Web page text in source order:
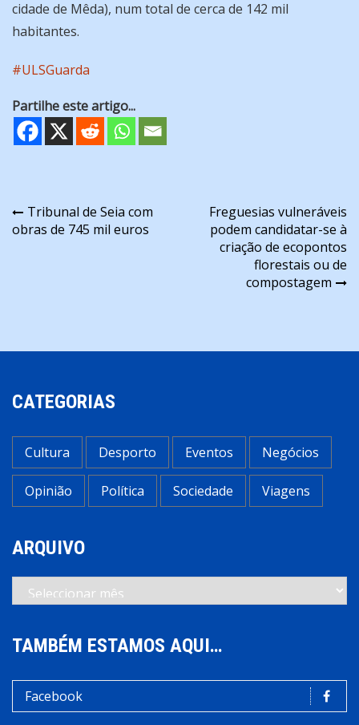
cidade de Mêda), num total de cerca de 142 mil
habitantes.
#ULSGuarda
Partilhe este artigo...
Navegação
de
Tribunal de Seia com
obras de 745 mil euros
Freguesias vulneráveis
podem candidatar-se à
criação de ecopontos
florestais ou de
compostagem
CATEGORIAS
Cultura Desporto Eventos Negócios
Opinião Política Sociedade Viagens
ARQUIVO
Arquivo
TAMBÉM ESTAMOS AQUI…
Facebook